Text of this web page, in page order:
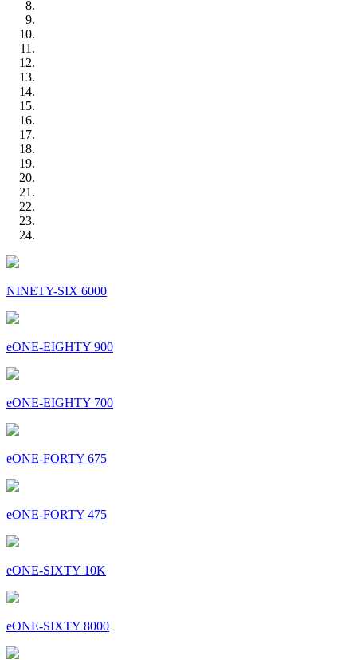
NINETY-SIX 6000
eONE-EIGHTY 900
eONE-EIGHTY 700
eONE-FORTY 675
eONE-FORTY 475
eONE-SIXTY 10K
eONE-SIXTY 8000